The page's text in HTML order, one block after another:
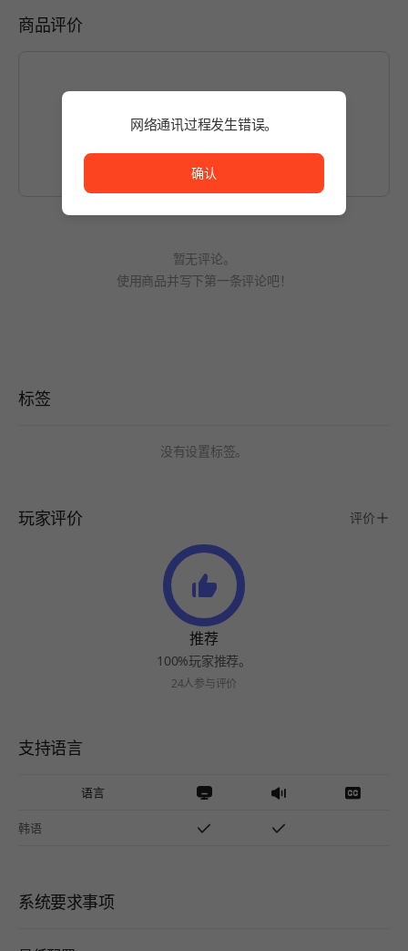
商品评价
如想编写内容，请先登录。
暂无评论。
使用商品并写下第一条评论吧！
标签
没有设置标签。
玩家评价 评价
推荐
100%玩家推荐。
24人参与评价
支持语言
语言
韩语
系统要求事项
网络通讯过程发生错误。
确认